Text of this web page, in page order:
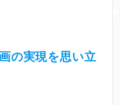
の実現を思い立